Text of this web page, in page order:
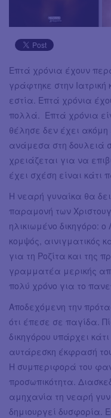
Επτά χρόνια έχουν
γράφτηκε στην
εστία. Επτά χρόνια
πολλά. Επτά χρόνια
θέλησε δεν έχει ακόμη
ανάμεσα στη δουλειά
χρειάζεται για να
έχει σχέση είναι κάτι
Η νεαρή γυναίκα θα
παραμονή των
ηλικιωμένο δικηγόρο: ο
κομψός, αινιγματικός
για τη Ροζίτα και της
γραμματέα μερικής
πολύ χρόνο για το
Αποδεχόμενη την
ότι έπεσε σε παγίδα.
δικηγόρου υπάρχει
αυτάρεσκη έκφρασή
Η συμπεριφορά του
προσωπικότητα.
αμηχανία τη νεαρή
δημιουργεί δυσφορία.